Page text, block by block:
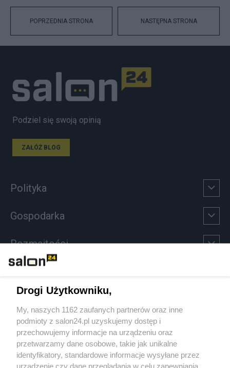
POPRZEDNIA STRONA NASTĘPNA STRONA
Podziel się swoją opinią
ZAŁÓŻ BLOG
Polityka
Gospodarka
Rozmaitości
Sport
Społeczeństwo
Kultura
Drogi Użytkowniku,
My, naszych 1162 zaufanych partnerów oraz inne
podmioty z salon24.pl uzyskujemy dostęp i
przechowujemy informacje na urządzeniu oraz
przetwarzamy dane osobowe, takie jak unikalne
identyfikatory, standardowe informacje wysyłane przez
urządzenie czy dane przeglądania w celu zapewniania